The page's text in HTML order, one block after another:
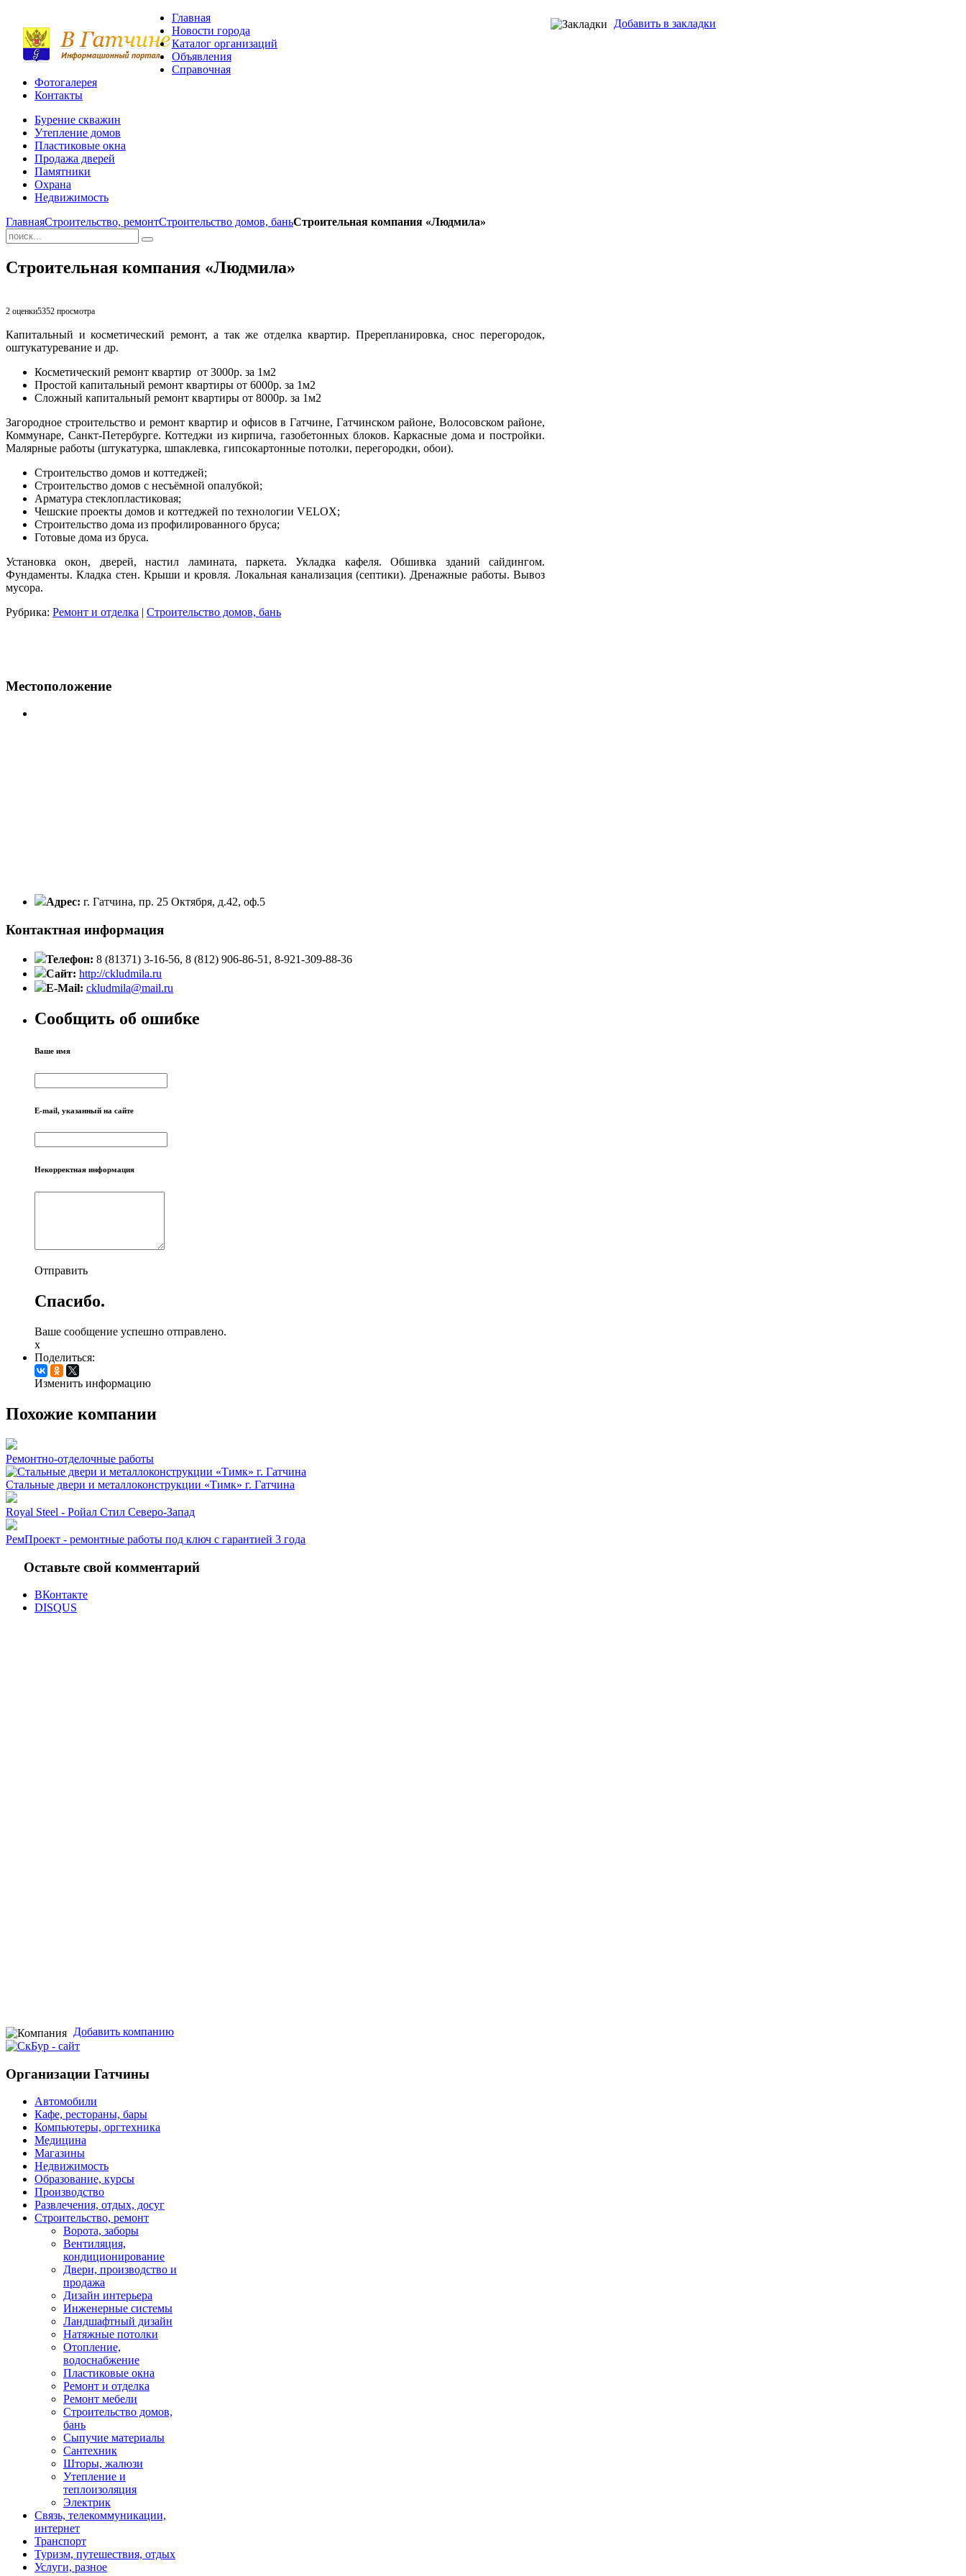
Добавить в закладки
Главная
Новости города
Каталог организаций
Объявления
Справочная
Фотогалерея
Контакты
Бурение скважин
Утепление домов
Пластиковые окна
Продажа дверей
Памятники
Охрана
Недвижимость
ГлавнаяСтроительство, ремонтСтроительство домов, баньСтроительная компания «Людмила»
Строительная компания «Людмила»
2 оценки5352 просмотра
Капитальный и косметический ремонт, а так же отделка квартир. Пререпланировка, снос перегородок,
оштукатуревание и др.
Косметический ремонт квартир от 3000р. за 1м2
Простой капитальный ремонт квартиры от 6000р. за 1м2
Сложный капитальный ремонт квартиры от 8000р. за 1м2
Загородное строительство и ремонт квартир и офисов в Гатчине, Гатчинском районе, Волосовском районе,
Коммунаре, Санкт-Петербурге. Коттеджи из кирпича, газобетонных блоков. Каркасные дома и постройки.
Малярные работы (штукатурка, шпаклевка, гипсокартонные потолки, перегородки, обои).
Строительство домов и коттеджей;
Строительство домов с несъёмной опалубкой;
Арматура стеклопластиковая;
Чешские проекты домов и коттеджей по технологии VELOX;
Строительство дома из профилированного бруса;
Готовые дома из бруса.
Установка окон, дверей, настил ламината, паркета. Укладка кафеля. Обшивка зданий сайдингом.
Фундаменты. Кладка стен. Крыши и кровля. Локальная канализация (септики). Дренажные работы. Вывоз
мусора.
Рубрика: Ремонт и отделка | Строительство домов, бань
Местоположение
Адрес: г. Гатчина, пр. 25 Октября, д.42, оф.5
Контактная информация
Телефон: 8 (81371) 3-16-56, 8 (812) 906-86-51, 8-921-309-88-36
Сайт: http://ckludmila.ru
E-Mail: ckludmila@mail.ru
Сообщить об ошибке
Ваше имя
E-mail, указанный на сайте
Некорректная информация
Отправить
Спасибо.
Ваше сообщение успешно отправлено.
x
Поделиться:
Изменить информацию
Похожие компании
Ремонтно-отделочные работы
Стальные двери и металлоконструкции «Тимк» г. Гатчина
Royal Steel - Ройал Стил Северо-Запад
РемПроект - ремонтные работы под ключ с гарантией 3 года
Оставьте свой комментарий
ВКонтакте
DISQUS
Добавить компанию
Организации Гатчины
Автомобили
Кафе, рестораны, бары
Компьютеры, оргтехника
Медицина
Магазины
Недвижимость
Образование, курсы
Производство
Развлечения, отдых, досуг
Строительство, ремонт
Ворота, заборы
Вентиляция,
кондиционирование
Двери, производство и
продажа
Дизайн интерьера
Инженерные системы
Ландшафтный дизайн
Натяжные потолки
Отопление,
водоснабжение
Пластиковые окна
Ремонт и отделка
Ремонт мебели
Строительство домов,
бань
Сыпучие материалы
Сантехник
Шторы, жалюзи
Утепление и
теплоизоляция
Электрик
Связь, телекоммуникации,
интернет
Транспорт
Туризм, путешествия, отдых
Услуги, разное